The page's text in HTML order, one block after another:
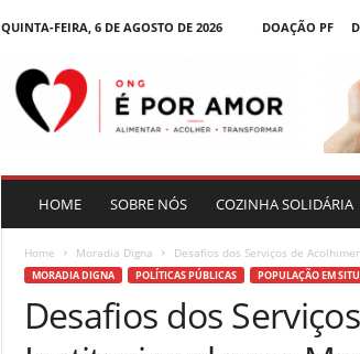
QUINTA-FEIRA, 6 DE AGOSTO DE 2026 DOAÇÃO PF
HOME SOBRE NÓS COZINHA SOLIDÁRIA
Home Moradia Digna Desafios dos Serviços de
MORADIA DIGNA POLÍTICAS PÚBLICAS POPULAÇÃO EM
Desafios dos